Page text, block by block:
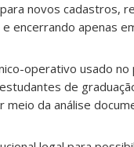
novos cadastros,
e encerrando apenas
operativo usado
de
da análise